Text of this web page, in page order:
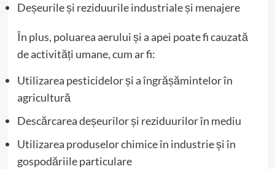
Deșeurile și reziduurile industriale și menajere
În plus, poluarea aerului și a apei poate fi cauzată
de activități umane, cum ar fi:
Utilizarea pesticidelor și a îngrășămintelor în
agricultură
Descărcarea deșeurilor și reziduurilor în mediu
Utilizarea produselor chimice în industrie și în
gospodăriile particulare